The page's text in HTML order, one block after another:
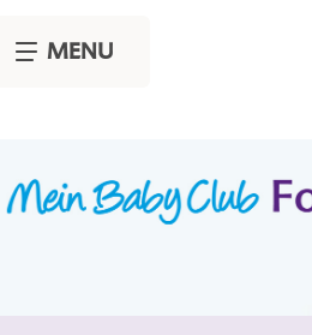
MENU